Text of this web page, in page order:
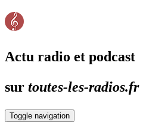
Actu radio et podcast
sur toutes-les-radios.fr
Toggle navigation